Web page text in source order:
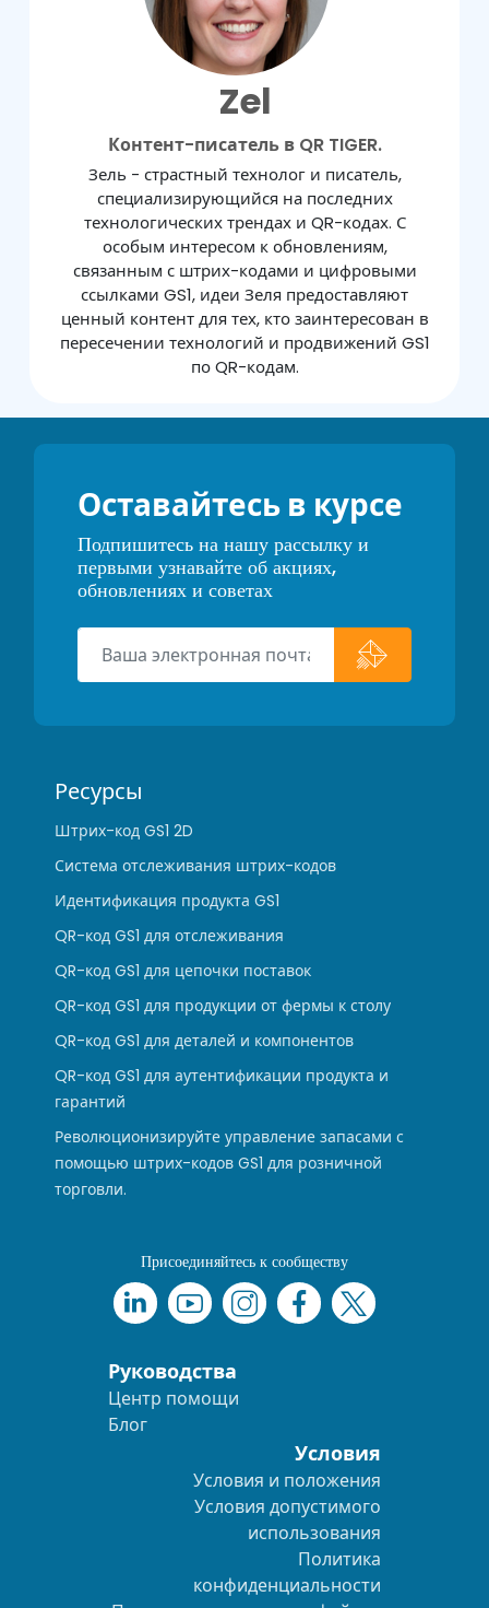
Zel
Контент-писатель в QR TIGER.
Зель - страстный технолог и писатель,
специализирующийся на последних
технологических трендах и QR-кодах. С
особым интересом к обновлениям,
связанным с штрих-кодами и цифровыми
ссылками GS1, идеи Зеля предоставляют
ценный контент для тех, кто заинтересован в
пересечении технологий и продвижений GS1
по QR-кодам.
Оставайтесь в курсе
Подпишитесь на нашу рассылку и
первыми узнавайте об акциях,
обновлениях и советах
Ресурсы
Штрих-код GS1 2D
Система отслеживания штрих-кодов
Идентификация продукта GS1
QR-код GS1 для отслеживания
QR-код GS1 для цепочки поставок
QR-код GS1 для продукции от фермы к столу
QR-код GS1 для деталей и компонентов
QR-код GS1 для аутентификации продукта и
гарантий
Революционизируйте управление запасами с
помощью штрих-кодов GS1 для розничной
торговли.
Присоединяйтесь к сообществу
Руководства
Центр помощи
Блог
Условия
Условия и положения
Условия допустимого
использования
Политика
конфиденциальности